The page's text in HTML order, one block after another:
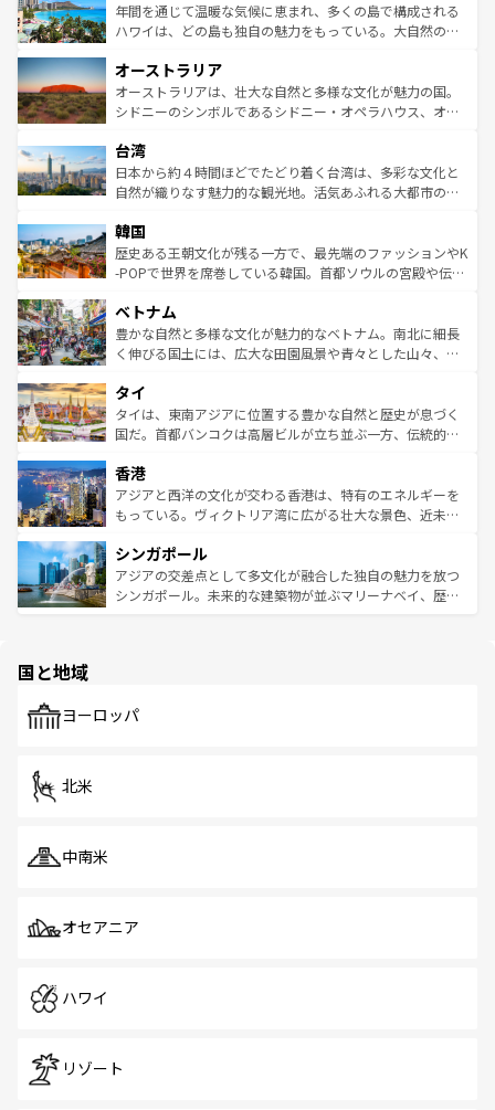
着のスイス情報はコンテンツ一覧 を参照してほしい。
ンメントが詰まった刺激的なスポットだ。一方、アメリカ
西部には大自然が広がり、グランドキャニオンやイエロー
部のニューオーリンズでは、音楽と美食が融合した独特の
文化が魅力。旅行者はアメリカの各地域で異なる魅力を楽
しみながら、その多様性と豊かな歴史を感じることができ
ならではの贅沢な旅のスタイルだ。 なお、新着のアメリカ
情報はコンテンツ一覧を参照してほしい。
年間を通じて温暖な気候に恵まれ、多くの島で構成される
ハワイは、どの島も独自の魅力をもっている。大自然の神
ワイ島は見逃せない。また、定番の観光地といえばオアフ
島だが、静かな自然を求めるならマウイ島やカウアイ島が
おすすめ。エメラルドグリーンに輝く海をはじめ、豊かな
れるおもてなしの心で訪れる人々を迎えてくれるハワイの
人々、おいしいローカルフードやハワイアンミュージッ
ク、伝統的なフラダンスなど、すべてがハワイの魅力を彩
ワイを、存分に味わってほしい。 なお、新着のハワイ情報
はコンテンツ一覧を参照してほしい。
オーストラリア
オーストラリアは、壮大な自然と多様な文化が魅力の国。
シドニーのシンボルであるシドニー・オペラハウス、オー
リアリーフや大陸中央部にそびえるウルル（エアーズロッ
ク）、タスマニアの美しい原生林やケアンズの熱帯雨林な
ど、見どころがたくさん。また、カフェやワイン、オージ
いる。アクティビティも充実しており、サーフィンやダイ
ビング、ハイキングなど、アウトドア好きにはたまらな
い。オーストラリアの多彩な魅力を存分に味わいつくそ
参照してほしい。
台湾
日本から約４時間ほどでたどり着く台湾は、多彩な文化と
自然が織りなす魅力的な観光地。活気あふれる大都市の台
ン）、静ひつな山岳地帯である台湾東部など、都市の喧騒
と山間の静けさが共存しており、訪れる人に新しい発見と
驚きをもたらしてくれる。また、奥深い台湾の食文化も魅
容にもいいと評判のスイーツなど、バラエティ豊かな料理
が味わえる。 なお、新着の台湾情報は コンテンツ一覧を参
照してほしい。
韓国
歴史ある王朝文化が残る一方で、最先端のファッションやK
-POPで世界を席巻している韓国。首都ソウルの宮殿や伝統
き、地方に足を延ばせば四季折々の自然美を楽しむことが
できる。そして、キムチや焼肉、絶品のストリートフード
まで、さまざまな韓国料理が待っている。夜には、韓国な
リティに包まれながら、韓国の多彩な魅力を心ゆくまで味
わってみてほしい。 なお、新着の韓国情報はコンテンツ一
覧を参照してほしい。
ベトナム
豊かな自然と多様な文化が魅力的なベトナム。南北に細長
く伸びる国土には、広大な田園風景や青々とした山々、世
急速な発展と共に伝統が息づく。ハノイの古い町並みやホ
ーチミン市のフランス統治時代の建物も、独特の雰囲気を
醸し出している。また、バラエティの豊かさとおいしさで
とつ。フォーやバインミー、ベトナムコーヒーなどは、ぜ
ひ現地で味わいたい。どの地域を訪れてもあたたかい人々
が旅行者を迎えてくれるので、きっと忘れられない旅にな
参照してほしい。
タイ
タイは、東南アジアに位置する豊かな自然と歴史が息づく
国だ。首都バンコクは高層ビルが立ち並ぶ一方、伝統的な
の活気が交差している。北部ではチェンマイなどの山岳地
帯で自然と触れ合い、南部ではプーケットやクラビの美し
いビーチでリゾート気分を楽しむことができる。タイ料理
激する。気候は一年中温暖で、どの季節にも異なる楽しみ
が待っている。親しみやすいタイの人々、仏教を中心とし
た文化、そして多様な観光資源が、訪れる旅人を魅了し続
香港
アジアと西洋の文化が交わる香港は、特有のエネルギーを
もっている。ヴィクトリア湾に広がる壮大な景色、近未来
み、どこを訪れても感動するはず。観光スポットが密集し
ており、効率よく見どころを回れるのも魅力。息をのむよ
うな絶景から文化的な体験まで、香港を存分に楽しみ尽く
シンガポール
アジアの交差点として多文化が融合した独自の魅力を放つ
シンガポール。未来的な建築物が並ぶマリーナベイ、歴史
で、ホーカーズは地元の風情を楽しめる外せないスポット
国と地域
ヨーロッパ
北米
中南米
オセアニア
ハワイ
リゾート